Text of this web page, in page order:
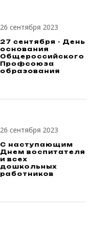
26 сентября 2023
27 сентября - День
основания
Общероссийского
Профсоюза
образования
26 сентября 2023
С наступающим
Днем воспитателя
и всех
дошкольных
работников